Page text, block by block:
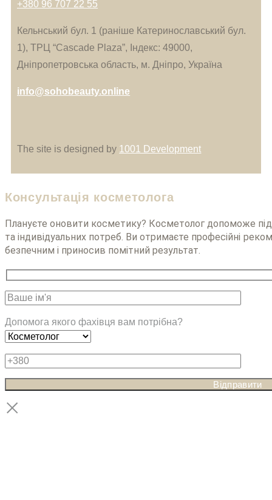
+380 96 707 22 55
Кельнський бул. 1 (раніше Катеринославський бул.
1), ТРЦ “Cascade Plaza”, Індекс: 49000,
Дніпропетровська область, м. Дніпро, Українa
info@sohobeauty.online
The site is designed by 1001 Development
Консультація косметолога
Плануєте оновити косметику? Косметолог допоможе
та індивідуальних потреб. Ви отримаєте професійні
безпечним і приносив помітний результат.
Допомога якого фахівця вам потрібна?